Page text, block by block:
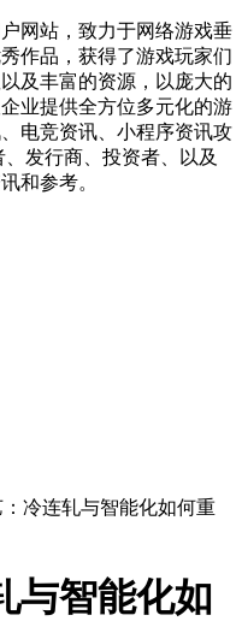
网站，致力于网络游戏垂
作品，获得了游戏玩家们
及丰富的资源，以庞大的
业提供全方位多元化的游
电竞资讯、小程序资讯攻
发行商、投资者、以及
和参考。
冷连轧与智能化如何重
与智能化如